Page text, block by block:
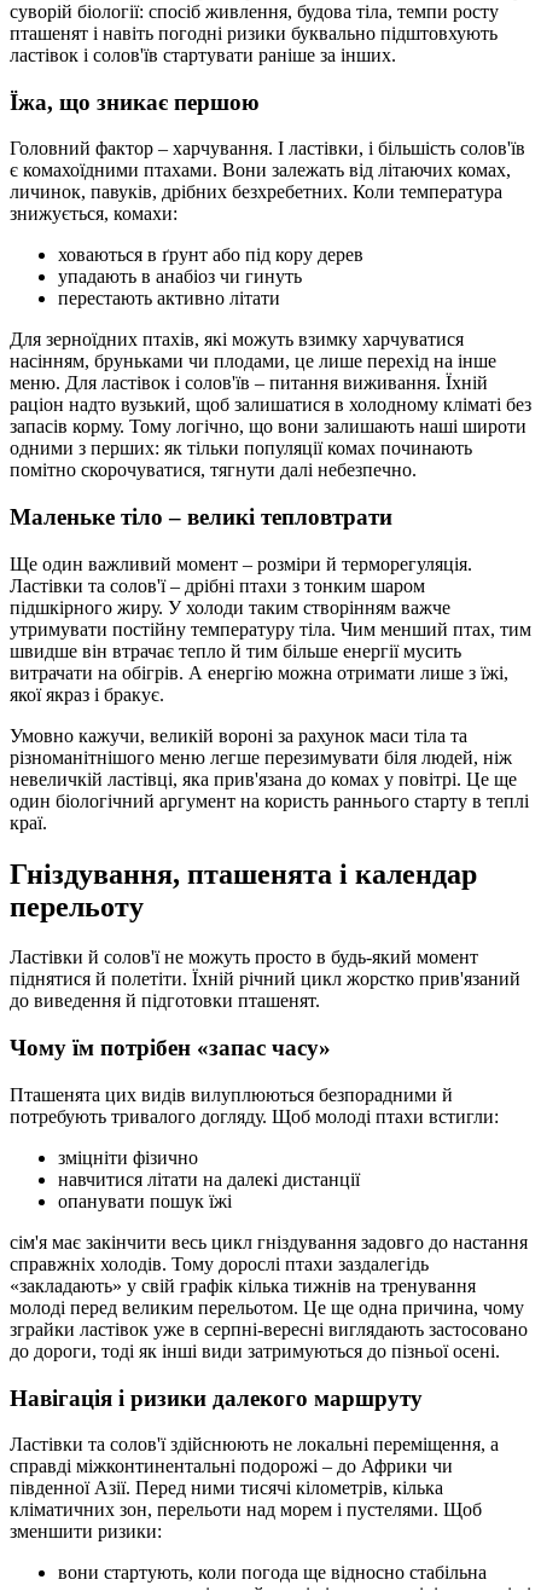
суворій біології: спосіб живлення, будова тіла, темпи росту
пташенят і навіть погодні ризики буквально підштовхують
ластівок і солов'їв стартувати раніше за інших.
Їжа, що зникає першою
Головний фактор – харчування. І ластівки, і більшість солов'їв
є комахоїдними птахами. Вони залежать від літаючих комах,
личинок, павуків, дрібних безхребетних. Коли температура
знижується, комахи:
ховаються в ґрунт або під кору дерев
упадають в анабіоз чи гинуть
перестають активно літати
Для зерноїдних птахів, які можуть взимку харчуватися
насінням, бруньками чи плодами, це лише перехід на інше
меню. Для ластівок і солов'їв – питання виживання. Їхній
раціон надто вузький, щоб залишатися в холодному кліматі без
запасів корму. Тому логічно, що вони залишають наші широти
одними з перших: як тільки популяції комах починають
помітно скорочуватися, тягнути далі небезпечно.
Маленьке тіло – великі тепловтрати
Ще один важливий момент – розміри й терморегуляція.
Ластівки та солов'ї – дрібні птахи з тонким шаром
підшкірного жиру. У холоди таким створінням важче
утримувати постійну температуру тіла. Чим менший птах, тим
швидше він втрачає тепло й тим більше енергії мусить
витрачати на обігрів. А енергію можна отримати лише з їжі,
якої якраз і бракує.
Умовно кажучи, великій вороні за рахунок маси тіла та
різноманітнішого меню легше перезимувати біля людей, ніж
невеличкій ластівці, яка прив'язана до комах у повітрі. Це ще
один біологічний аргумент на користь раннього старту в теплі
краї.
Гніздування, пташенята і календар
перельоту
Ластівки й солов'ї не можуть просто в будь-який момент
піднятися й полетіти. Їхній річний цикл жорстко прив'язаний
до виведення й підготовки пташенят.
Чому їм потрібен «запас часу»
Пташенята цих видів вилуплюються безпорадними й
потребують тривалого догляду. Щоб молоді птахи встигли:
зміцніти фізично
навчитися літати на далекі дистанції
опанувати пошук їжі
сім'я має закінчити весь цикл гніздування задовго до настання
справжніх холодів. Тому дорослі птахи заздалегідь
«закладають» у свій графік кілька тижнів на тренування
молоді перед великим перельотом. Це ще одна причина, чому
зграйки ластівок уже в серпні-вересні виглядають застосовано
до дороги, тоді як інші види затримуються до пізньої осені.
Навігація і ризики далекого маршруту
Ластівки та солов'ї здійснюють не локальні переміщення, а
справді міжконтинентальні подорожі – до Африки чи
південної Азії. Перед ними тисячі кілометрів, кілька
кліматичних зон, перельоти над морем і пустелями. Щоб
зменшити ризики:
вони стартують, коли погода ще відносно стабільна